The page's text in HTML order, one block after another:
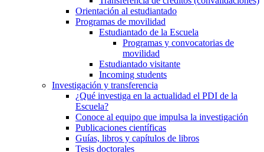
Orientación al estudiantado
Programas de movilidad
Estudiantado de la Escuela
Programas y convocatorias de
movilidad
Estudiantado visitante
Incoming students
Investigación y transferencia
¿Qué investiga en la actualidad el PDI de la
Escuela?
Conoce al equipo que impulsa la investigación
Publicaciones científicas
Guías, libros y capítulos de libros
Tesis doctorales